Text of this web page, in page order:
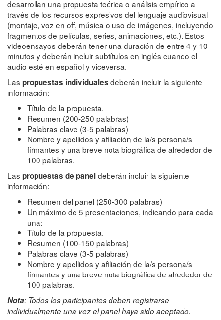
desarrollan una propuesta teórica o análisis empírico a
través de los recursos expresivos del lenguaje audiovisual
(montaje, voz en off, música o uso de imágenes, incluyendo
fragmentos de películas, series, animaciones, etc.). Estos
videoensayos deberán tener una duración de entre 4 y 10
minutos y deberán incluir subtítulos en inglés cuando el
audio esté en español y viceversa.
Las propuestas individuales deberán incluir la siguiente
información:
Título de la propuesta.
Resumen (200-250 palabras)
Palabras clave (3-5 palabras)
Nombre y apellidos y afiliación de la/s persona/s
firmantes y una breve nota biográfica de alrededor de
100 palabras.
Las propuestas de paneldeberán incluir la siguiente
información:
Resumen del panel (250-300 palabras)
Un máximo de 5 presentaciones, indicando para cada
una:
Título de la propuesta.
Resumen (100-150 palabras)
Palabras clave (3-5 palabras)
Nombre y apellidos y afiliación de la/s persona/s
firmantes y una breve nota biográfica de alrededor de
100 palabras.
Nota: Todos los participantes deben registrarse
individualmente una vez el panel haya sido aceptado.